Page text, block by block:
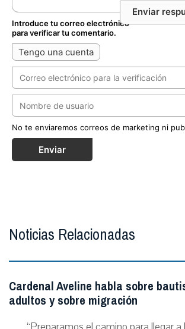
Enviar
Introduce tu correo electrónico
para verificar tu comentario.
Tengo una cuenta
No te enviaremos correos de marketing ni
Enviar
Noticias Relacionadas
Cardenal Aveline habla sobre
adultos y sobre migración